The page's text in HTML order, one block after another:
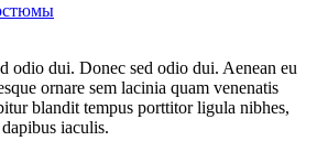
odio dui. Donec sed odio dui. Aenean eu
ornare sem lacinia quam venenatis
blandit tempus porttitor ligula nibhes,
iaculis.